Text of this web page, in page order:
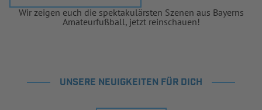
Wir zeigen euch die spektakulärsten Szenen aus Bayerns
Amateurfußball, jetzt reinschauen!
UNSERE NEUIGKEITEN FÜR DICH